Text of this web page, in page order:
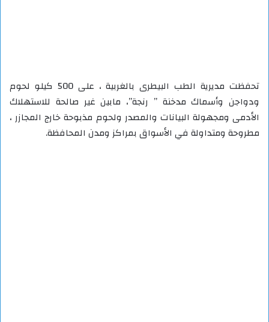
تحفظت مديرية الطب البيطرى بالغربية ، على 500 كيلو لحوم
ودواجن وأسماك مدخنة ” رنجة”، مابين غير صالحة للاستهلاك
الأدمى ومجهولة البيانات والمصدر ولحوم مذبوحة خارج المجازر ،
مطروحة ومتداولة في الأسواق بمراكز ومدن المحافظة.